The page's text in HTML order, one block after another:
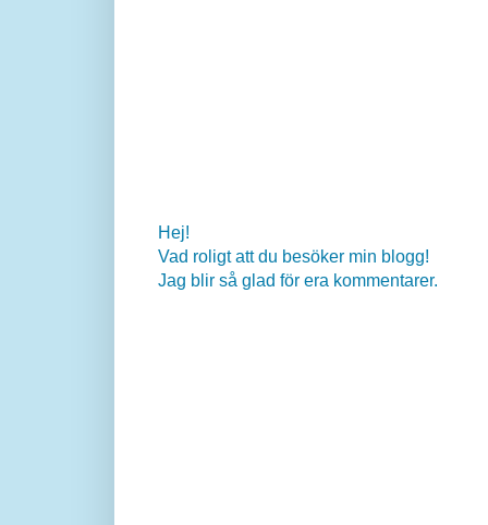
Hej!
Vad roligt att du besöker min blogg!
Jag blir så glad för era kommentarer.